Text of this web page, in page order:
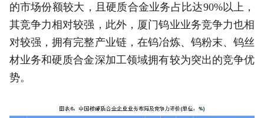
的市场份额较大，且硬质合金业务占比达90%以上，
其竞争力相对较强，此外，厦门钨业业务竞争力也相
对较强，拥有完整产业链，在钨冶炼、钨粉末、钨丝
材业务和硬质合金深加工领域拥有较为突出的竞争优
势。